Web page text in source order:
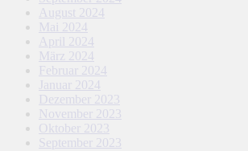
August 2024
Mai 2024
April 2024
März 2024
Februar 2024
Januar 2024
Dezember 2023
November 2023
Oktober 2023
September 2023